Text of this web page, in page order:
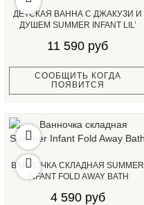
ДЕТСКАЯ ВАННА С ДЖАКУЗИ И
ДУШЕМ SUMMER INFANT LIL’
11 590 руб
СООБЩИТЬ КОГДА
ПОЯВИТСЯ
ВАННОЧКА СКЛАДНАЯ SUMMER
INFANT FOLD AWAY BATH
4 590 руб